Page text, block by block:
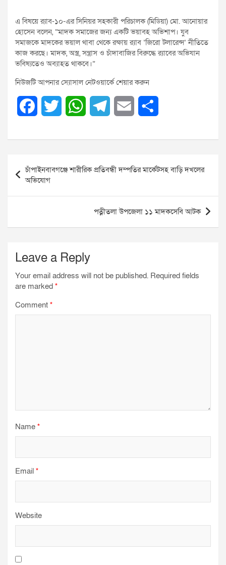
এ বিষয়ে র‌্যাব-১০-এর সিনিয়র সহকারী পরিচালক (মিডিয়া) মো. আনোয়ার
হোসেন বলেন, “মাদক সমাজের জন্য একটি ভয়াবহ অভিশাপ। যুব
সমাজকে মাদকের ভয়াল থাবা থেকে রক্ষায় র‌্যাব ‘জিরো টলারেন্স’ নীতিতে
কাজ করছে। মাদক, অস্ত্র, সন্ত্রাস ও চাঁদাবাজির বিরুদ্ধে র‌্যাবের অভিযান
ভবিষ্যতেও অব্যাহত থাকবে।”
নিউজটি আপনার স্যোসাল নেটওয়ার্কে শেয়ার করুন
e
o
t
r
W
t
p
e
r
a
i
r
Post
navigation
চাঁপাইনবাবগঞ্জে শারীরিক প্রতিবন্ধী দম্পতির মার্কেটসহ বাড়ি দখলের
অভিযোগ
পত্নীতলা উপজেলা ১১ মাদকসেবি আটক
Leave a Reply
Your email address will not be published. Required fields
are marked *
Comment *
Name *
Email *
Website